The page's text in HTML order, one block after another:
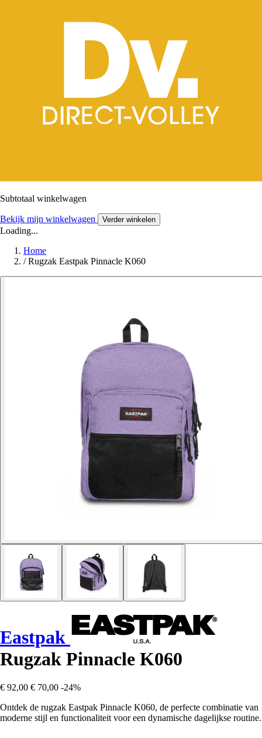
Subtotaal winkelwagen
Bekijk mijn winkelwagen Verder winkelen
Loading...
Home
/ Rugzak Eastpak Pinnacle K060
Eastpak
Rugzak Pinnacle K060
€ 92,00 € 70,00 -24%
Ontdek de rugzak Eastpak Pinnacle K060, de perfecte combinatie van
moderne stijl en functionaliteit voor een dynamische dagelijkse routine.